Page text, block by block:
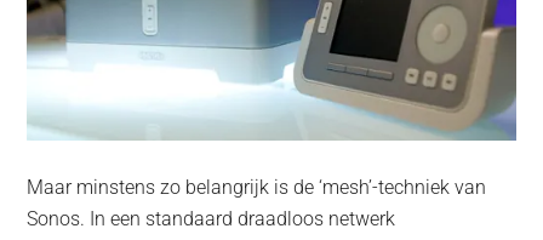
Maar minstens zo belangrijk is de ‘mesh’-techniek van
Sonos. In een standaard draadloos netwerk